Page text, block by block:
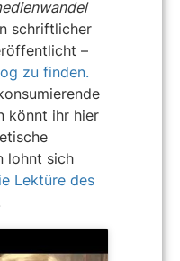
schriftlicher
–
zu finden.
könnt ihr hier
lohnt sich
Lektüre des